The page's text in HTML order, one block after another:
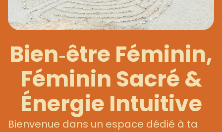
Bien‑être Féminin,
Féminin Sacré &
Énergie Intuitive
Bienvenue dans un espace dédié à ta